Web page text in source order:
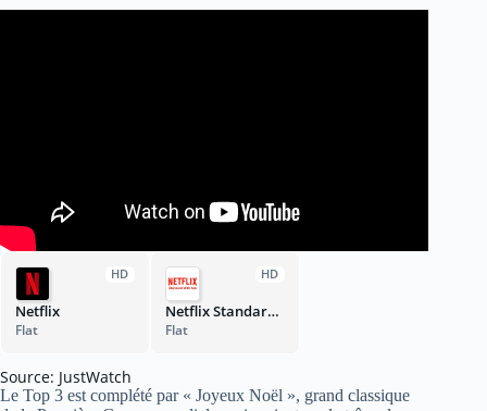
HD
Netflix
Flat
HD
Netflix Standard with Ads
Flat
Source: JustWatch
Le Top 3 est complété par « Joyeux Noël », grand classique